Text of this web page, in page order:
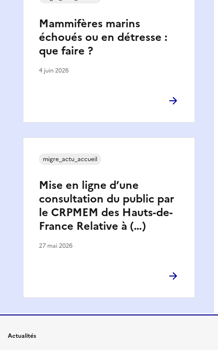
Mammifères marins
échoués ou en détresse :
que faire ?
4 juin 2026
Mise en ligne d’une
consultation du public par
le CRPMEM des Hauts-de-
France Relative à (…)
migre_actu_accueil
27 mai 2026
Actualités